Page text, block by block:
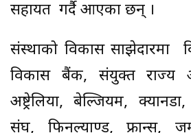
सहायत गर्दै आएका छन् ।
संस्थाको विकास साझेदारमा
विकास बैंक, संयुक्त राज्य
अष्ट्रेलिया, बेल्जियम,
संघ, फिनल्याण्ड, फ्रान्स,